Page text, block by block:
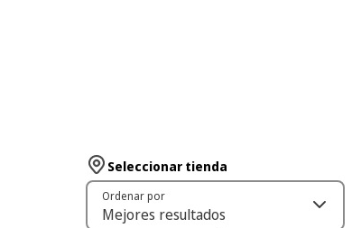
Seleccionar tienda
Ordenar por